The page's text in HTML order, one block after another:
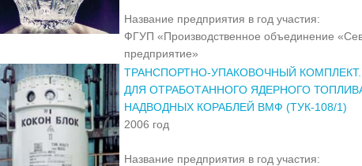
Название предприятия в год участия:
ФГУП «Производственное объединение
предприятие»
ТРАНСПОРТНО-УПАКОВОЧНЫЙ
ДЛЯ ОТРАБОТАННОГО ЯДЕРНОГО
НАДВОДНЫХ КОРАБЛЕЙ ВМФ (ТУК-108/1)
2006 год
Название предприятия в год участия: